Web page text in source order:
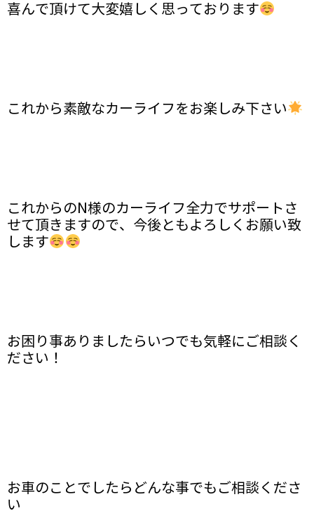
喜んで頂けて大変嬉しく思っております
これから素敵なカーライフをお楽しみ下さい
これからのN様のカーライフ全力でサポートさ
せて頂きますので、今後ともよろしくお願い致
します
お困り事ありましたらいつでも気軽にご相談く
ださい！
お車のことでしたらどんな事でもご相談くださ
い